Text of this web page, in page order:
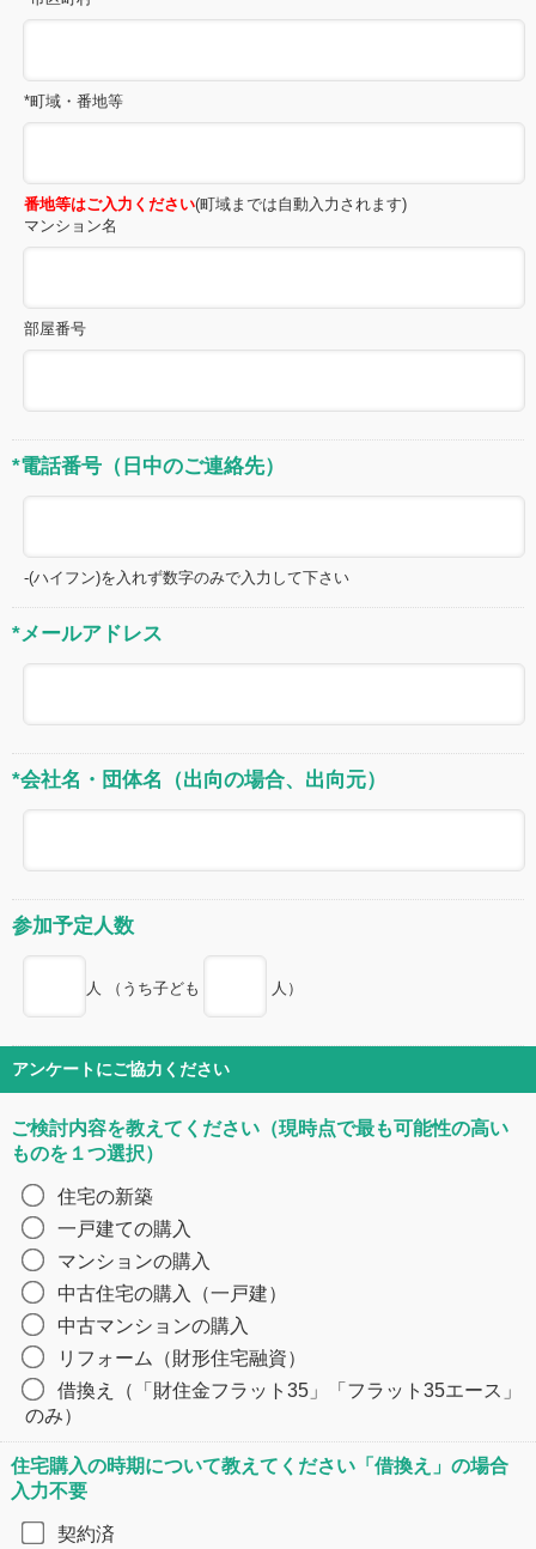
*町域・番地等
番地等はご入力ください(町域までは自動入力されます)
マンション名
部屋番号
*電話番号（日中のご連絡先）
-(ハイフン)を入れず数字のみで入力して下さい
*メールアドレス
*会社名・団体名（出向の場合、出向元）
参加予定人数
人 （うち子ども 人）
アンケートにご協力ください
ご検討内容を教えてください（現時点で最も可能性の高い
ものを１つ選択）
住宅の新築
一戸建ての購入
マンションの購入
中古住宅の購入（一戸建）
中古マンションの購入
リフォーム（財形住宅融資）
借換え（「財住金フラット35」「フラット35エース」
のみ）
住宅購入の時期について教えてください「借換え」の場合
入力不要
契約済